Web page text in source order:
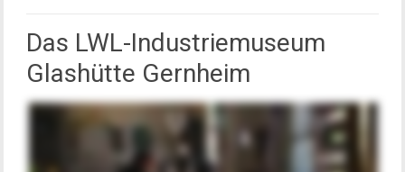
Das LWL-Industriemuseum
Glashütte Gernheim